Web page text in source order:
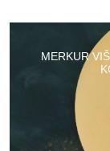
MERKUR